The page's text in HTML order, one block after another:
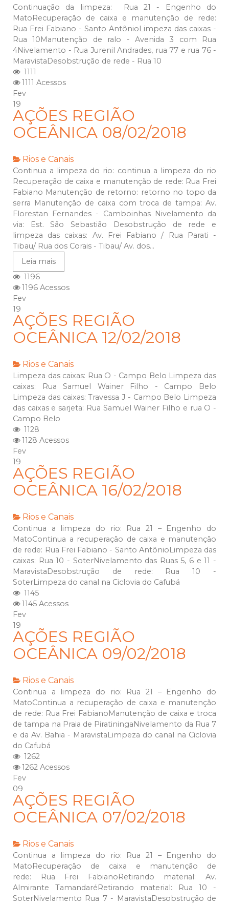
Continuação da limpeza: Rua 21 - Engenho do
MatoRecuperação de caixa e manutenção de rede:
Rua Frei Fabiano - Santo AntônioLimpeza das caixas -
Rua 10Manutenção de ralo - Avenida 3 com Rua
4Nivelamento - Rua Jurenil Andrades, rua 77 e rua 76 -
MaravistaDesobstrução de rede - Rua 10
1111
1111 Acessos
Fev
19
AÇÕES REGIÃO
OCEÂNICA 08/02/2018
Rios e Canais
Continua a limpeza do rio: continua a limpeza do rio
Recuperação de caixa e manutenção de rede: Rua Frei
Fabiano Manutenção de retorno: retorno no topo da
serra Manutenção de caixa com troca de tampa: Av.
Florestan Fernandes - Camboinhas Nivelamento da
via: Est. São Sebastião Desobstrução de rede e
limpeza das caixas: Av. Frei Fabiano / Rua Parati -
Tibau/ Rua dos Corais - Tibau/ Av. dos...
Leia mais
1196
1196 Acessos
Fev
19
AÇÕES REGIÃO
OCEÂNICA 12/02/2018
Rios e Canais
Limpeza das caixas: Rua O - Campo Belo Limpeza das
caixas: Rua Samuel Wainer Filho - Campo Belo
Limpeza das caixas: Travessa J - Campo Belo Limpeza
das caixas e sarjeta: Rua Samuel Wainer Filho e rua O -
Campo Belo
1128
1128 Acessos
Fev
19
AÇÕES REGIÃO
OCEÂNICA 16/02/2018
Rios e Canais
Continua a limpeza do rio: Rua 21 – Engenho do
MatoContinua a recuperação de caixa e manutenção
de rede: Rua Frei Fabiano - Santo AntônioLimpeza das
caixas: Rua 10 - SoterNivelamento das Ruas 5, 6 e 11 -
MaravistaDesobstrução de rede: Rua 10 -
SoterLimpeza do canal na Ciclovia do Cafubá
1145
1145 Acessos
Fev
19
AÇÕES REGIÃO
OCEÂNICA 09/02/2018
Rios e Canais
Continua a limpeza do rio: Rua 21 – Engenho do
MatoContinua a recuperação de caixa e manutenção
de rede: Rua Frei FabianoManutenção de caixa e troca
de tampa na Praia de PiratiningaNivelamento da Rua 7
e da Av. Bahia - MaravistaLimpeza do canal na Ciclovia
do Cafubá
1262
1262 Acessos
Fev
09
AÇÕES REGIÃO
OCEÂNICA 07/02/2018
Rios e Canais
Continua a limpeza do rio: Rua 21 – Engenho do
MatoRecuperação de caixa e manutenção de
rede: Rua Frei FabianoRetirando material: Av.
Almirante TamandaréRetirando material: Rua 10 -
SoterNivelamento Rua 7 - MaravistaDesobstrução de